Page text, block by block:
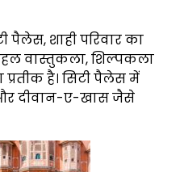
पैलेस, शाही परिवार का
वास्तुकला, शिल्पकला
है। सिटी पैलेस में
दीवान-ए-खास जैसे